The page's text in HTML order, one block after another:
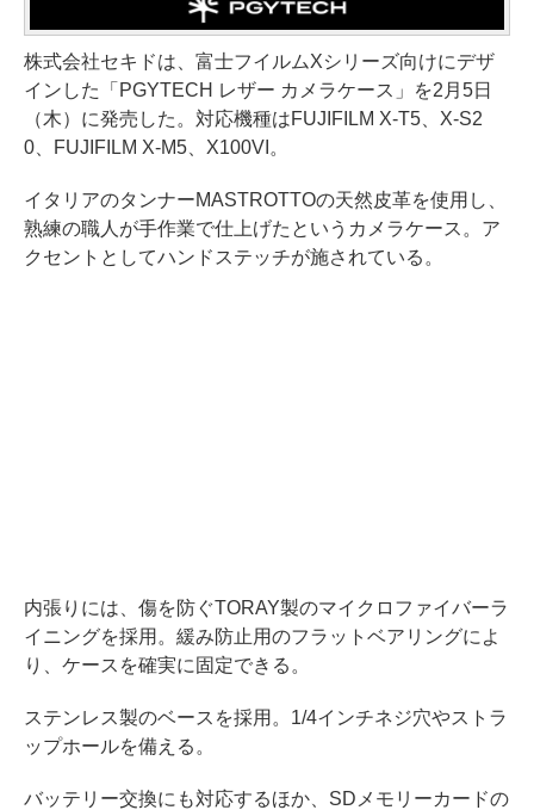
株式会社セキドは、富士フイルムXシリーズ向けにデザ
インした「PGYTECH レザー カメラケース」を2月5日
（木）に発売した。対応機種はFUJIFILM X-T5、X-S2
0、FUJIFILM X-M5、X100VI。
イタリアのタンナーMASTROTTOの天然皮革を使用し、
熟練の職人が手作業で仕上げたというカメラケース。ア
クセントとしてハンドステッチが施されている。
内張りには、傷を防ぐTORAY製のマイクロファイバーラ
イニングを採用。緩み防止用のフラットベアリングによ
り、ケースを確実に固定できる。
ステンレス製のベースを採用。1/4インチネジ穴やストラ
ップホールを備える。
バッテリー交換にも対応するほか、SDメモリーカードの